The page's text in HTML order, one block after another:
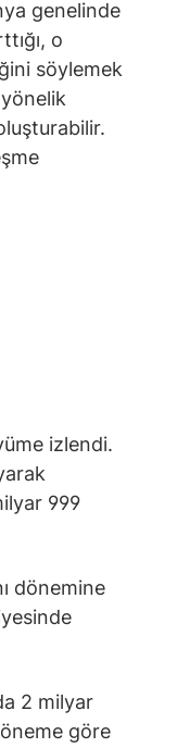
genelinde
o
söylemek
izlendi.
999
dönemine
2 milyar
göre